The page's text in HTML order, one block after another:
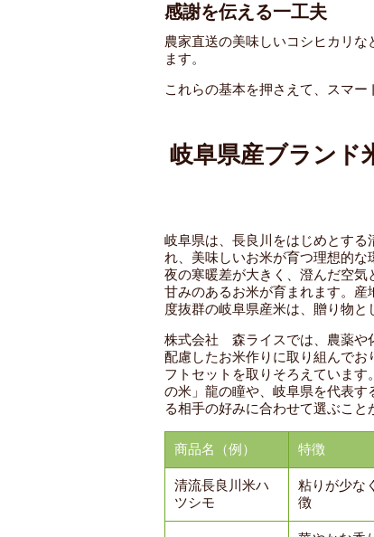
感謝を伝える一工夫
農家直送の美味しいコシヒカリ
ます。
これらの基本を押さえて、スマー
岐阜県産ブランド
岐阜県は、長良川をはじめとする
れ、美味しいお米が育つ理想的な
夜の寒暖差が大きく、澄んだ空気
甘みのあるお米が育まれます。
度抜群の岐阜県産米は、贈り物と
株式会社 森ライスでは、農薬や
配慮したお米作りに取り組んで
フトセットを取りそろえていま
の米」龍の瞳や、岐阜県を代表
る相手の好みに合わせて選ぶこと
商品名（例） 特徴
清流長良川米ハ
ツシモ
粘りが少な
徴